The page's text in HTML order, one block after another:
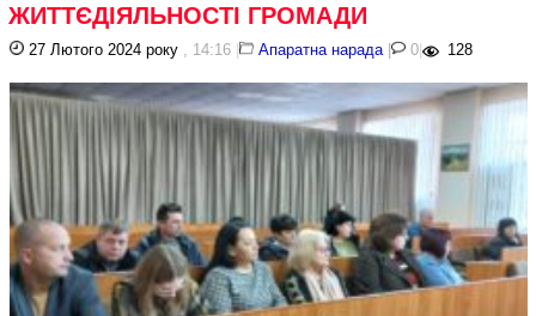
ЖИТТЄДІЯЛЬНОСТІ ГРОМАДИ
27 Лютого 2024 року , 14:16 | Апаратна нарада| 0 | 128